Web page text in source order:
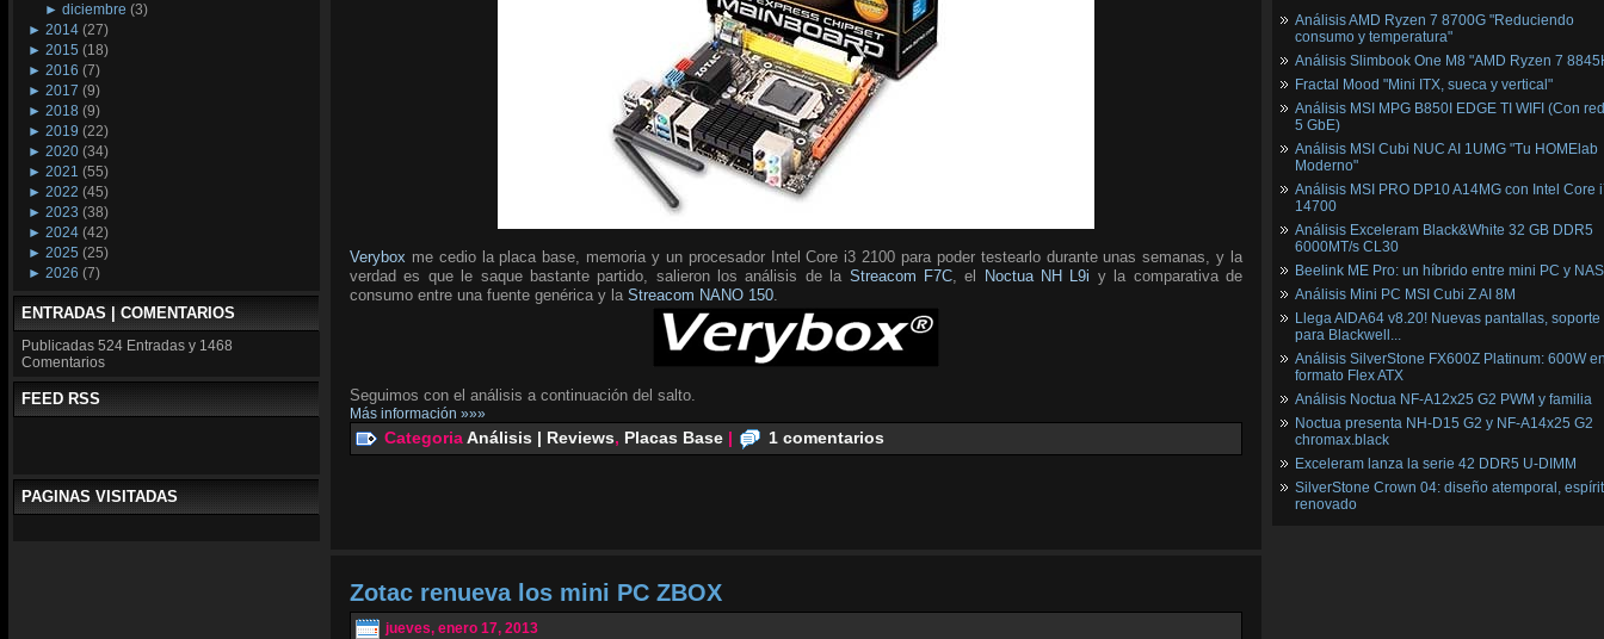
►diciembre (3)
► 2014 (27)
► 2015 (18)
► 2016 (7)
► 2017 (9)
► 2018 (9)
► 2019 (22)
► 2020 (34)
► 2021 (55)
► 2022 (45)
► 2023 (38)
► 2024 (42)
► 2025 (25)
► 2026 (7)
ENTRADAS | COMENTARIOS
Publicadas 524 Entradas y 1468
Comentarios
FEED RSS
PAGINAS VISITADAS
Verybox me cedio la placa base, memoria y un procesador Intel Core i3 2100 para poder testearlo durante unas semanas, y la
verdad es que le saque bastante partido, salieron los análisis de la Streacom F7C, el Noctua NH L9i y la comparativa de
consumo entre una fuente genérica y la Streacom NANO 150.
Seguimos con el análisis a continuación del salto.
Más información »»»
CategoriaAnálisis | Reviews, Placas Base | 1 comentarios
Zotac renueva los mini PC ZBOX
jueves, enero 17, 2013
Análisis AMD Ryzen 7 8700G "Reduciendo
consumo y temperatura"
Análisis Slimbook One M8 "AMD Ryzen 7
Fractal Mood "Mini ITX, sueca y vertical"
Análisis MSI MPG B850I EDGE TI WIFI (Con
5 GbE)
Análisis MSI Cubi NUC AI 1UMG "Tu HOMElab
Moderno"
Análisis MSI PRO DP10 A14MG con Intel Core
14700
Análisis Exceleram Black&White 32 GB DDR5
6000MT/s CL30
Beelink ME Pro: un híbrido entre mini PC y NAS
Análisis Mini PC MSI Cubi Z AI 8M
Llega AIDA64 v8.20! Nuevas pantallas, soporte
para Blackwell...
Análisis SilverStone FX600Z Platinum: 600W
formato Flex ATX
Análisis Noctua NF-A12x25 G2 PWM y familia
Noctua presenta NH-D15 G2 y NF-A14x25 G2
chromax.black
Exceleram lanza la serie 42 DDR5 U-DIMM
SilverStone Crown 04: diseño atemporal,
renovado